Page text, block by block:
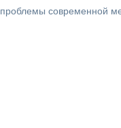
проблемы современной